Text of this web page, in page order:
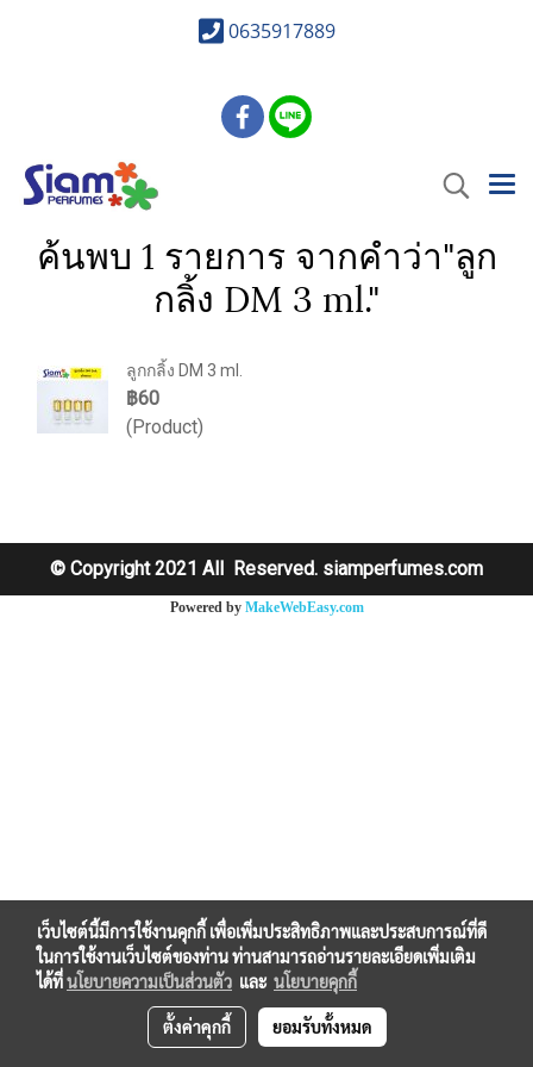
0635917889
ค้นพบ 1 รายการ จากคำว่า"ลูก
กลิ้ง DM 3 ml."
ลูกกลิ้ง DM 3 ml.
฿60
(Product)
© Copyright 2021 All Reserved. siamperfumes.com
Powered by MakeWebEasy.com
เว็บไซต์นี้มีการใช้งานคุกกี้ เพื่อเพิ่มประสิทธิภาพและประสบการณ์ที่ดี
ในการใช้งานเว็บไซต์ของท่าน ท่านสามารถอ่านรายละเอียดเพิ่มเติม
ได้ที่นโยบายความเป็นส่วนตัว และ นโยบายคุกกี้
ตั้งค่าคุกกี้ ยอมรับทั้งหมด